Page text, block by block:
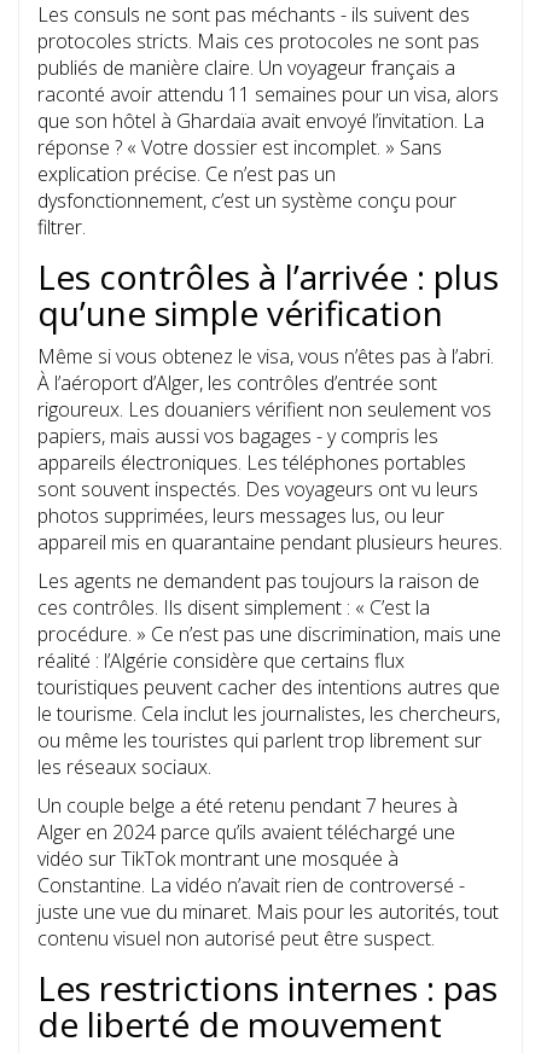
Les consuls ne sont pas méchants - ils suivent des
protocoles stricts. Mais ces protocoles ne sont pas
publiés de manière claire. Un voyageur français a
raconté avoir attendu 11 semaines pour un visa, alors
que son hôtel à Ghardaïa avait envoyé l’invitation. La
réponse ? « Votre dossier est incomplet. » Sans
explication précise. Ce n’est pas un
dysfonctionnement, c’est un système conçu pour
filtrer.
Les contrôles à l’arrivée : plus
qu’une simple vérification
Même si vous obtenez le visa, vous n’êtes pas à l’abri.
À l’aéroport d’Alger, les contrôles d’entrée sont
rigoureux. Les douaniers vérifient non seulement vos
papiers, mais aussi vos bagages - y compris les
appareils électroniques. Les téléphones portables
sont souvent inspectés. Des voyageurs ont vu leurs
photos supprimées, leurs messages lus, ou leur
appareil mis en quarantaine pendant plusieurs heures.
Les agents ne demandent pas toujours la raison de
ces contrôles. Ils disent simplement : « C’est la
procédure. » Ce n’est pas une discrimination, mais une
réalité : l’Algérie considère que certains flux
touristiques peuvent cacher des intentions autres que
le tourisme. Cela inclut les journalistes, les chercheurs,
ou même les touristes qui parlent trop librement sur
les réseaux sociaux.
Un couple belge a été retenu pendant 7 heures à
Alger en 2024 parce qu’ils avaient téléchargé une
vidéo sur TikTok montrant une mosquée à
Constantine. La vidéo n’avait rien de controversé -
juste une vue du minaret. Mais pour les autorités, tout
contenu visuel non autorisé peut être suspect.
Les restrictions internes : pas
de liberté de mouvement